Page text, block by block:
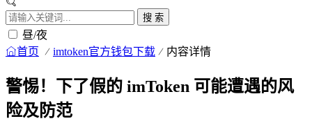
搜 索
昼/夜
首页 imtoken官方钱包下载 内容详情
警惕！下了假的 imToken 可能遭遇的风
险及防范